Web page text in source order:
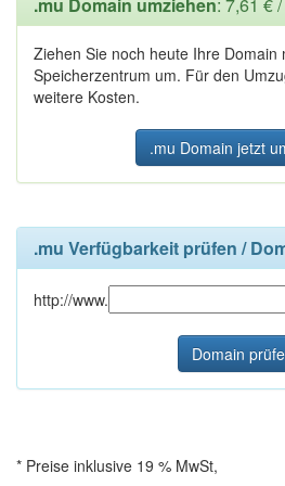
Ziehen Sie noch heute Ihre Domain
Speicherzentrum um. Für den
weitere Kosten.
.mu Domain jetzt
.mu Verfügbarkeit prüfen /
http://www.
* Preise inklusive 19 % MwSt,